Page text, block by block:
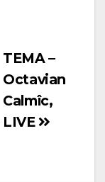
TEMA –
Octavian
Calmîc,
LIVE